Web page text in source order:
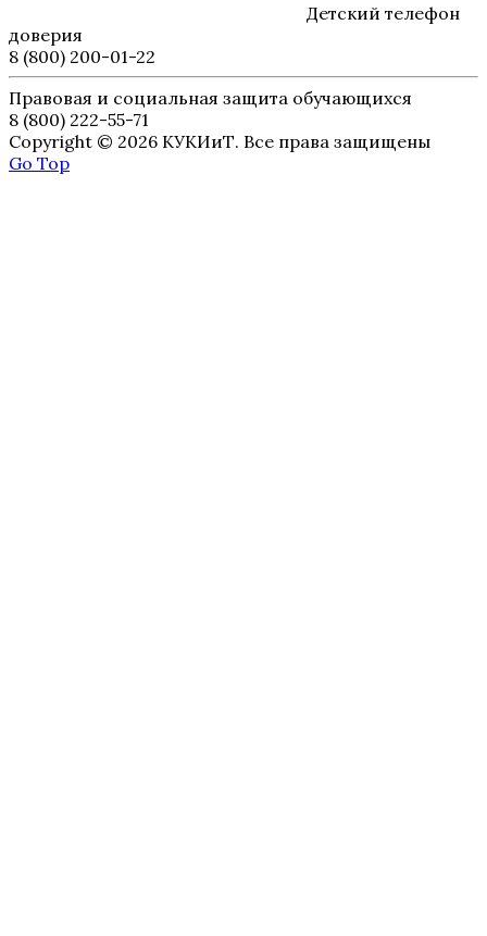
Детский телефон
доверия
8 (800) 200-01-22
Правовая и социальная защита обучающихся
8 (800) 222-55-71
Copyright © 2026 КУКИиТ. Все права защищены
Go Top